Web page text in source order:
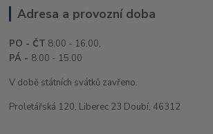
Adresa a provozní doba
PO - ČT 8:00 - 16.00,
PÁ - 8.00 - 15.00
V době státních svátků zavřeno.
Proletářská 120, Liberec 23 Doubí, 46312